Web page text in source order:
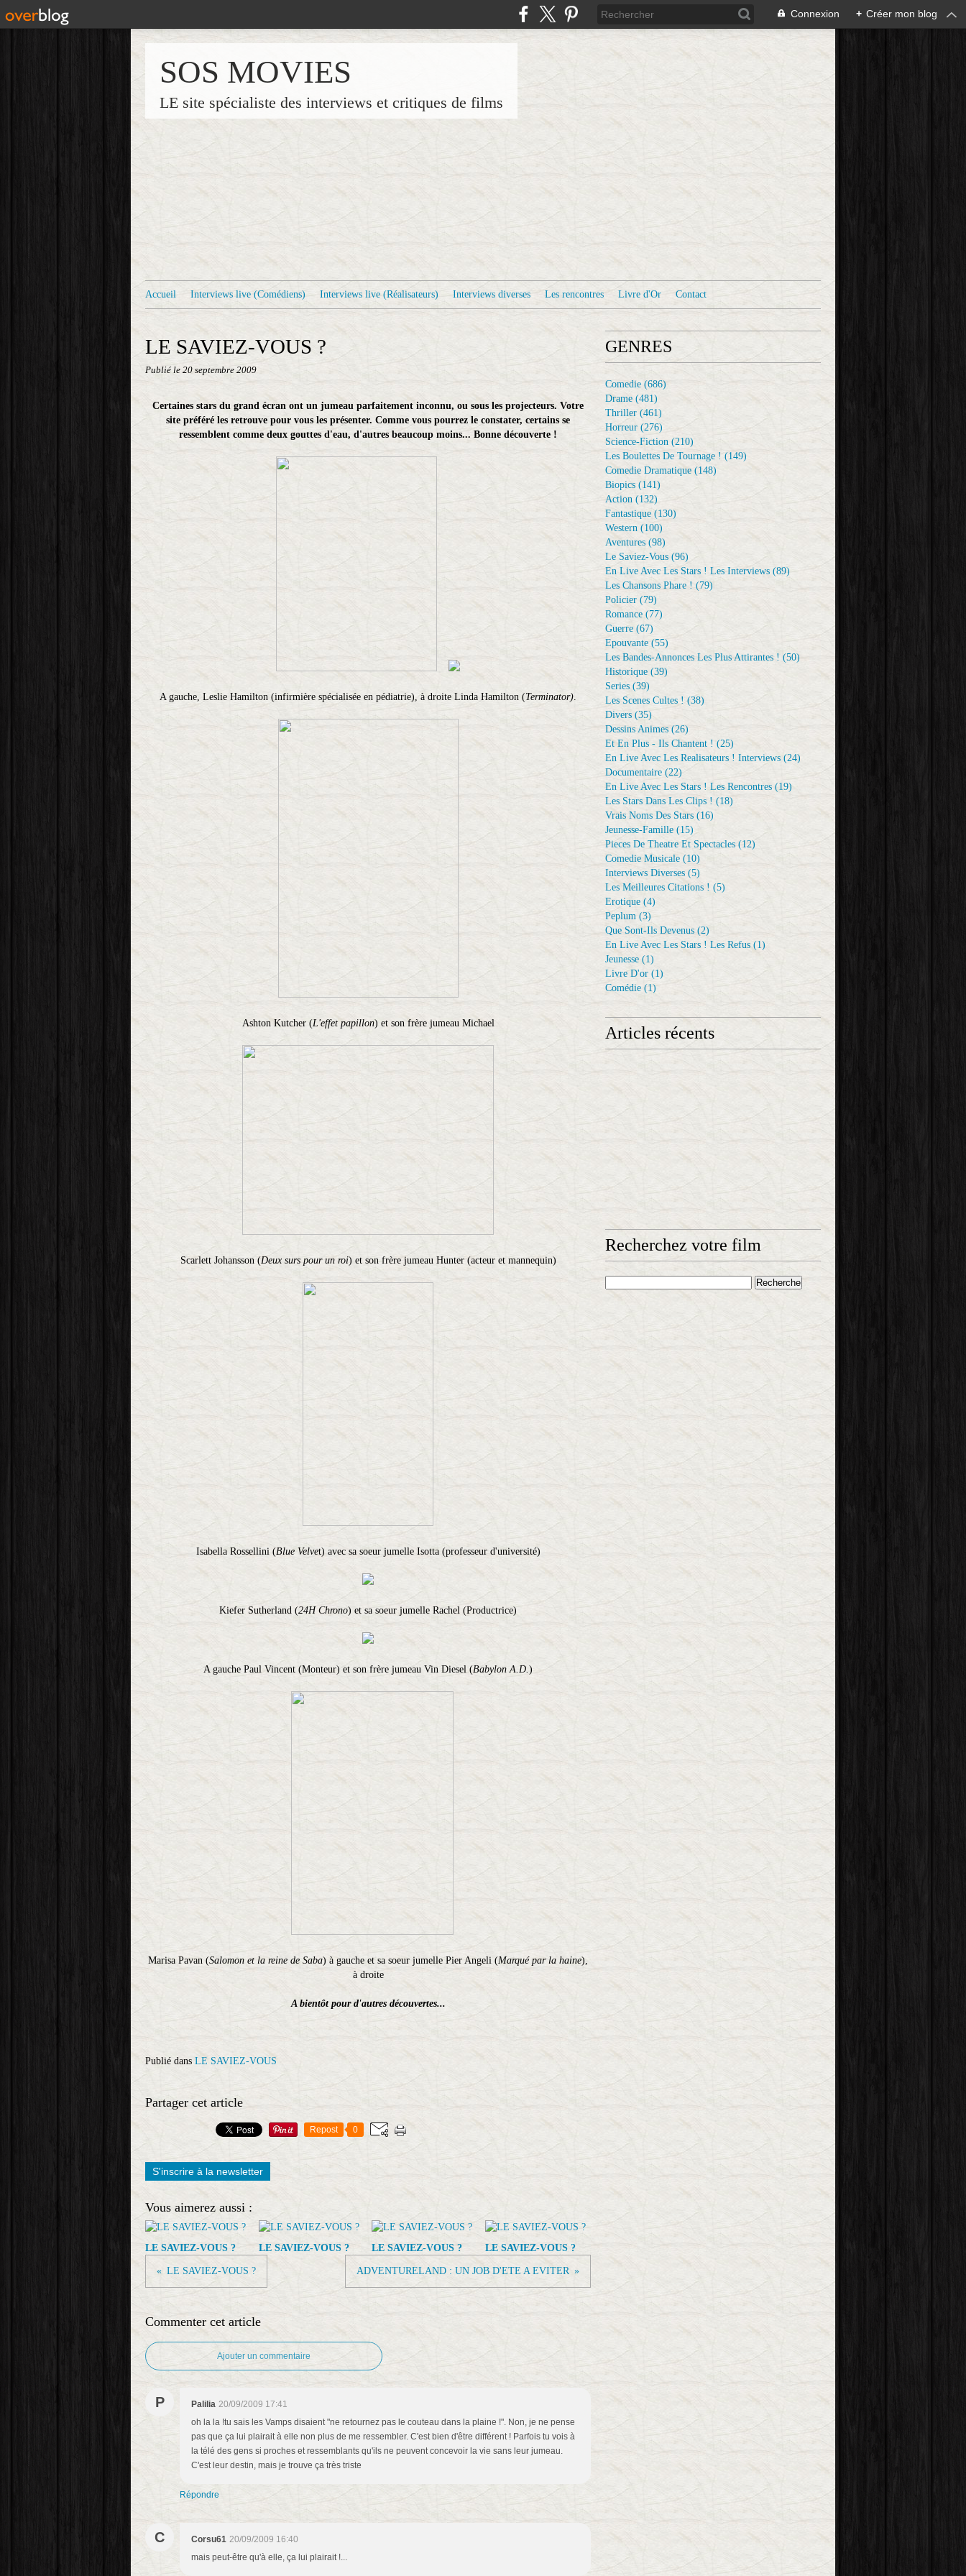
Connexion + Créer mon blog
SOS MOVIES
LE site spécialiste des interviews et critiques de films
Accueil Interviews live (Comédiens) Interviews live (Réalisateurs) Interviews diverses Les rencontres Livre d'Or Contact
LE SAVIEZ-VOUS ?
Publié le 20 septembre 2009
Certaines stars du grand écran ont un jumeau parfaitement inconnu, ou sous les projecteurs. Votre
site préféré les retrouve pour vous les présenter. Comme vous pourrez le constater, certains se
ressemblent comme deux gouttes d'eau, d'autres beaucoup moins... Bonne découverte !
A gauche, Leslie Hamilton (infirmière spécialisée en pédiatrie), à droite Linda Hamilton (Terminator).
Ashton Kutcher (L'effet papillon) et son frère jumeau Michael
Scarlett Johansson (Deux surs pour un roi) et son frère jumeau Hunter (acteur et mannequin)
Isabella Rossellini (Blue Velvet) avec sa soeur jumelle Isotta (professeur d'université)
Kiefer Sutherland (24H Chrono) et sa soeur jumelle Rachel (Productrice)
A gauche Paul Vincent (Monteur) et son frère jumeau Vin Diesel (Babylon A.D.)
Marisa Pavan (Salomon et la reine de Saba) à gauche et sa soeur jumelle Pier Angeli (Marqué par la haine),
à droite
A bientôt pour d'autres découvertes...
Publié dans LE SAVIEZ-VOUS
Partager cet article
Repost 0
S'inscrire à la newsletter
Vous aimerez aussi :
LE SAVIEZ-VOUS ? LE SAVIEZ-VOUS ? LE SAVIEZ-VOUS ? LE SAVIEZ-VOUS ?
LE SAVIEZ-VOUS ? ADVENTURELAND : UN JOB D'ETE A EVITER
Commenter cet article
Ajouter un commentaire
P Palilia 20/09/2009 17:41
oh la la !tu sais les Vamps disaient "ne retournez pas le couteau dans la plaine !". Non, je ne pense
pas que ça lui plairait à elle non plus de me ressembler. C'est bien d'être différent ! Parfois tu vois à
la télé des gens si proches et ressemblants qu'ils ne peuvent concevoir la vie sans leur jumeau.
C'est leur destin, mais je trouve ça très triste
Répondre
C Corsu61 20/09/2009 16:40
mais peut-être qu'à elle, ça lui plairait !...
GENRES
Comedie (686)
Drame (481)
Thriller (461)
Horreur (276)
Science-Fiction (210)
Les Boulettes De Tournage ! (149)
Comedie Dramatique (148)
Biopics (141)
Action (132)
Fantastique (130)
Western (100)
Aventures (98)
Le Saviez-Vous (96)
En Live Avec Les Stars ! Les Interviews (89)
Les Chansons Phare ! (79)
Policier (79)
Romance (77)
Guerre (67)
Epouvante (55)
Les Bandes-Annonces Les Plus Attirantes ! (50)
Historique (39)
Series (39)
Les Scenes Cultes ! (38)
Divers (35)
Dessins Animes (26)
Et En Plus - Ils Chantent ! (25)
En Live Avec Les Realisateurs ! Interviews (24)
Documentaire (22)
En Live Avec Les Stars ! Les Rencontres (19)
Les Stars Dans Les Clips ! (18)
Vrais Noms Des Stars (16)
Jeunesse-Famille (15)
Pieces De Theatre Et Spectacles (12)
Comedie Musicale (10)
Interviews Diverses (5)
Les Meilleures Citations ! (5)
Erotique (4)
Peplum (3)
Que Sont-Ils Devenus (2)
En Live Avec Les Stars ! Les Refus (1)
Jeunesse (1)
Livre D'or (1)
Comédie (1)
Articles récents
Recherchez votre film